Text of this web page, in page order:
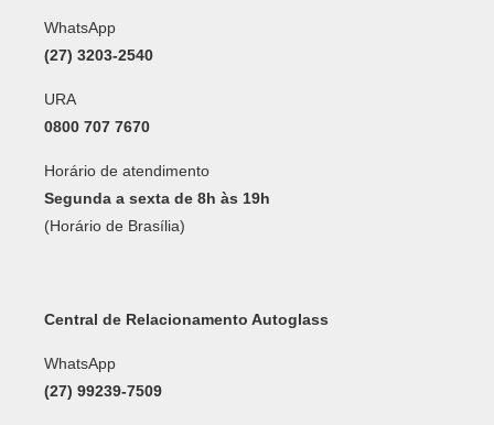
WhatsApp
(27) 3203-2540
URA
0800 707 7670
Horário de atendimento
Segunda a sexta de 8h às 19h
(Horário de Brasília)
Central de Relacionamento Autoglass
WhatsApp
(27) 99239-7509